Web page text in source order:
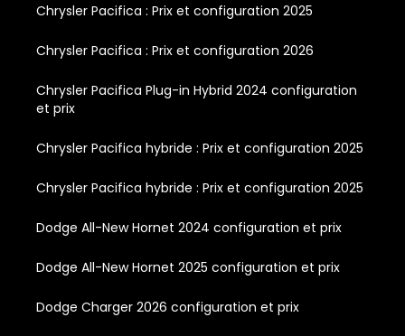
Chrysler Pacifica : Prix et configuration 2025
Chrysler Pacifica : Prix et configuration 2026
Chrysler Pacifica Plug-in Hybrid 2024 configuration
et prix
Chrysler Pacifica hybride : Prix et configuration 2025
Chrysler Pacifica hybride : Prix et configuration 2025
Dodge All-New Hornet 2024 configuration et prix
Dodge All-New Hornet 2025 configuration et prix
Dodge Charger 2026 configuration et prix